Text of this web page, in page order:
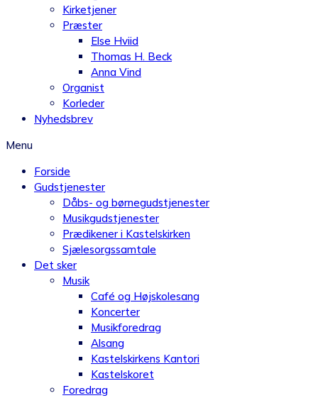
Kirketjener
Præster
Else Hviid
Thomas H. Beck
Anna Vind
Organist
Korleder
Nyhedsbrev
Menu
Forside
Gudstjenester
Dåbs- og børnegudstjenester
Musikgudstjenester
Prædikener i Kastelskirken
Sjælesorgssamtale
Det sker
Musik
Café og Højskolesang
Koncerter
Musikforedrag
Alsang
Kastelskirkens Kantori
Kastelskoret
Foredrag